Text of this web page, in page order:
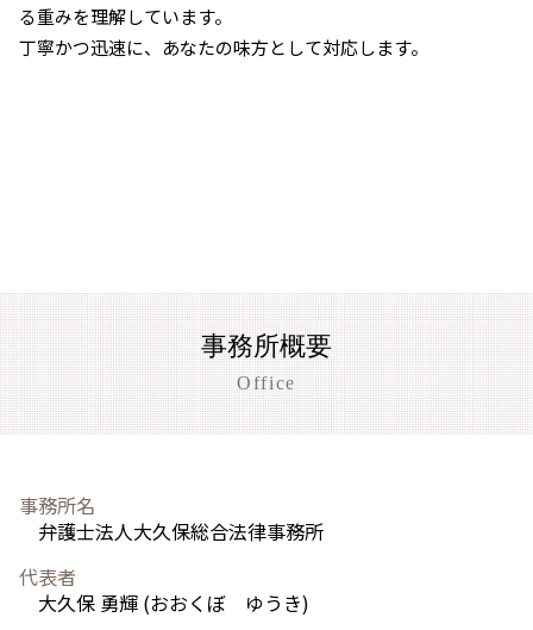
る重みを理解しています。
丁寧かつ迅速に、あなたの味方として対応します。
事務所概要
Office
事務所名
弁護士法人大久保総合法律事務所
代表者
大久保 勇輝 (おおくぼ ゆうき)